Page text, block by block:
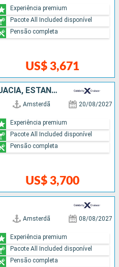
US$ 3,671
Experiência premium
Pacote All Included disponível
Pensão completa
NORUEGA, DINAMARCA, SUÃCIA, ESTÃNIA, FINLÃNDIA, HOLANDA
Amsterdã 20/08/2027
US$ 3,700
Experiência premium
Pacote All Included disponível
Pensão completa
Amsterdã 08/08/2027
Experiência premium
Pacote All Included disponível
Pensão completa